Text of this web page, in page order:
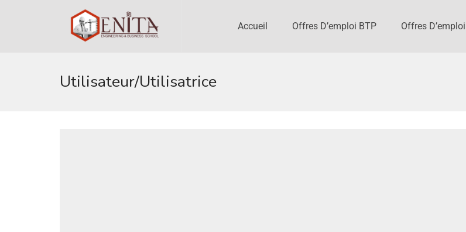
Accueil Offres D’emploi BTP Offres
Utilisateur/utilisatrice